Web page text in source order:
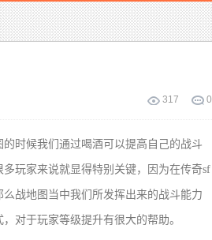
317 0
时候我们通过喝酒可以提高自己的战斗
玩家来说就显得特别关键，因为在传奇sf
战地图当中我们所发挥出来的战斗能力
对于玩家等级提升有很大的帮助。